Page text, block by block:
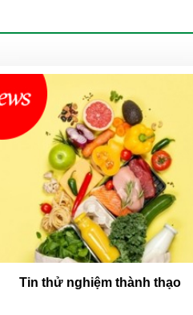
Tin thử nghiệm thành thạo